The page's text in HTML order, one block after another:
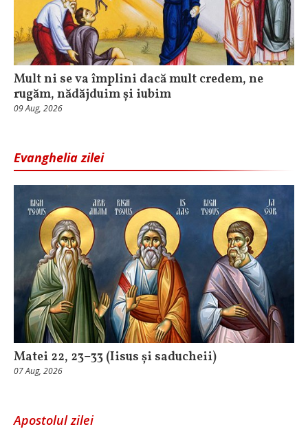
Mult ni se va împlini dacă mult credem, ne
rugăm, nădăjduim și iubim
09 Aug, 2026
Evanghelia zilei
Matei 22, 23–33 (Iisus și saducheii)
07 Aug, 2026
Apostolul zilei